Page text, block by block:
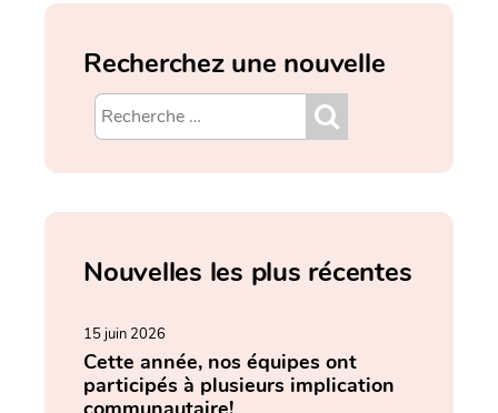
Recherchez une nouvelle
Nouvelles les plus récentes
15 juin 2026
Cette année, nos équipes ont
participés à plusieurs implication